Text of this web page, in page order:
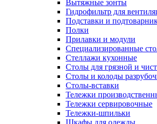
Вытяжные зонты
Гидрофильтр для
Подставки и
Полки
Прилавки и модули
Специализированные
Стеллажи кухонные
Столы для грязной и
Столы и колоды
Столы-вставки
Тележки
Тележки сервировочные
Тележки-шпильки
Шкафы для одежды